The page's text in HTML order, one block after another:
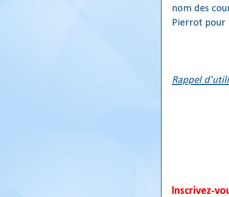
nom des
Pierrot pour
Rappel
Inscrivez-